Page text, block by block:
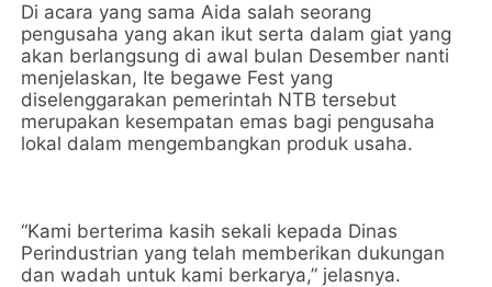
Di acara yang sama Aida salah seorang
pengusaha yang akan ikut serta dalam giat yang
akan berlangsung di awal bulan Desember nanti
menjelaskan, Ite begawe Fest yang
diselenggarakan pemerintah NTB tersebut
merupakan kesempatan emas bagi pengusaha
lokal dalam mengembangkan produk usaha.
“Kami berterima kasih sekali kepada Dinas
Perindustrian yang telah memberikan dukungan
dan wadah untuk kami berkarya,” jelasnya.